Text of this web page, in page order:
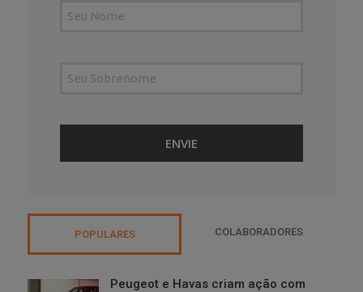
POPULARES COLABORADORES
Peugeot e Havas criam ação com